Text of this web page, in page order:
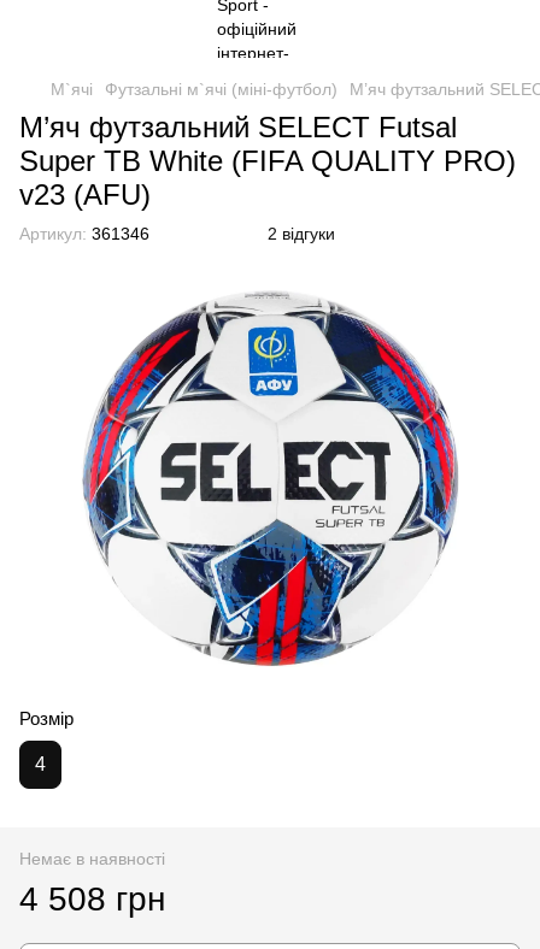
М`ячі Футзальні м`ячі (міні-футбол) М’яч футзальний
М’яч футзальний SELECT Futsal
Super TB White (FIFA QUALITY PRO)
v23 (AFU)
Артикул: 361346 2 відгуки
Розмір
4
Немає в наявності
4 508 грн